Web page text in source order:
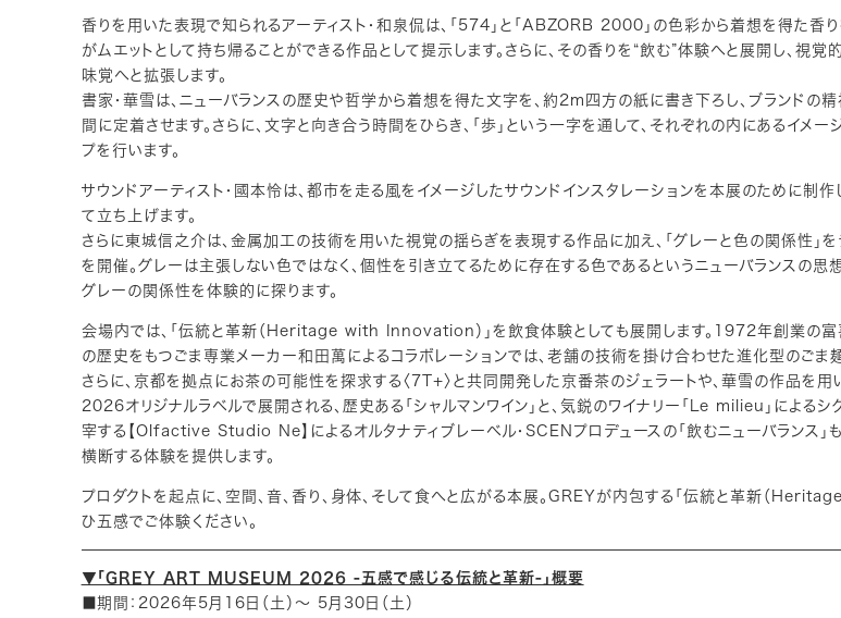
香りを用いた表現で知られるアーティスト・和泉侃は、「574」と「ABZORB 2000」の色彩から着想を得た香
がムエットとして持ち帰ることができる作品として提示します。さらに、その香りを“飲む”体験へと展開し、視
味覚へと拡張します。
書家・華雪は、ニューバランスの歴史や哲学から着想を得た文字を、約2m四方の紙に書き下ろし、ブランドの
間に定着させます。さらに、文字と向き合う時間をひらき、「歩」という一字を通して、それぞれの内にあるイメ
プを行います。
サウンドアーティスト・國本怜は、都市を走る風をイメージしたサウンドインスタレーションを本展のために制
て立ち上げます。
さらに東城信之介は、金属加工の技術を用いた視覚の揺らぎを表現する作品に加え、「グレーと色の関係性」
を開催。グレーは主張しない色ではなく、個性を引き立てるために存在する色であるというニューバランスの思
グレーの関係性を体験的に探ります。
会場内では、「伝統と革新（Heritage with Innovation）」を飲食体験としても展開します。1972年創業の
の歴史をもつごま専業メーカー和田萬によるコラボレーションでは、老舗の技術を掛け合わせた進化型のごま
さらに、京都を拠点にお茶の可能性を探求する〈7T+〉と共同開発した京番茶のジェラートや、華雪の作品
2026オリジナルラベルで展開される、歴史ある「シャルマンワイン」と、気鋭のワイナリー「Le milieu」によるシ
宰する【Olfactive Studio Ne】によるオルタナティブレーベル・SCENプロデュースの「飲むニューバランス」も
横断する体験を提供します。
プロダクトを起点に、空間、音、香り、身体、そして食へと広がる本展。GREYが内包する「伝統と革新（
ひ五感でご体験ください。
▼「GREY ART MUSEUM 2026 -五感で感じる伝統と革新-」概要
■期間：2026年5月16日（土）〜 5月30日（土）